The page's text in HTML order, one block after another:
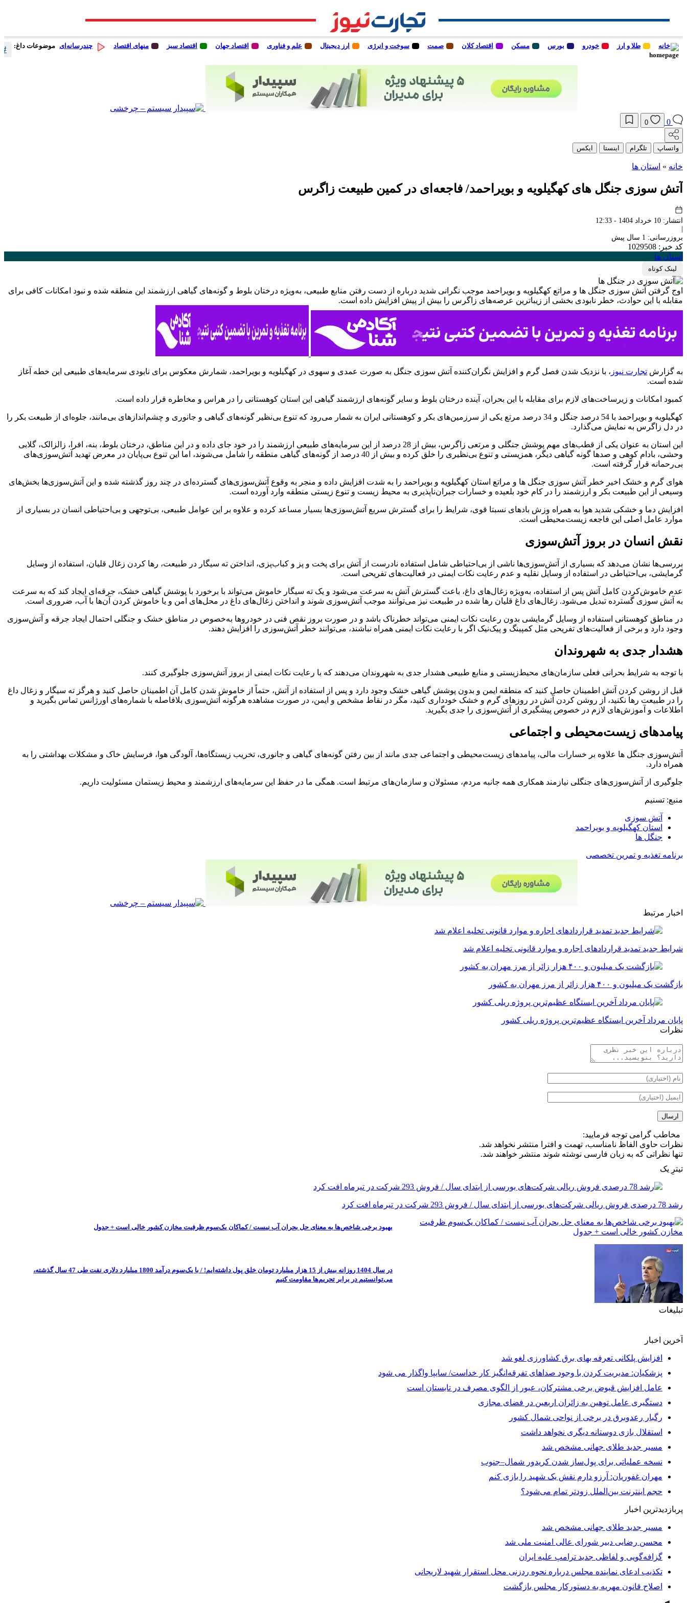
خانه طلا و ارز خودرو بورس مسکن اقتصاد کلان صمت سوخت و انرژی ارز دیجیتال علم و فناوری اقتصاد جهان اقتصاد سبز منهای اقتصاد چندرسانه‌ای موضوعات داغ: #
0
0
واتساپ تلگرام اینستا ایکس
خانه » استان ها
آتش سوزی جنگل های کهگیلویه و بویراحمد/ فاجعه‌ای در کمین طبیعت زاگرس
انتشار: 10 خرداد 1404 - 12:33
بروزرسانی: 1 سال پیش
کد خبر: 1029508
استان ها
لینک کوتاه
اوج گرفتن آتش سوزی جنگل ها و مراتع کهگیلویه و بویراحمد موجب نگرانی شدید درباره از دست رفتن منابع طبیعی، به‌ویژه درختان بلوط و گونه‌های گیاهی ارزشمند این منطقه شده و نبود امکانات کافی برای
مقابله با این حوادث، خطر نابودی بخشی از زیباترین عرصه‌های زاگرس را بیش از پیش افزایش داده است.
به گزارش تجارت نیوز ، با نزدیک شدن فصل گرم و افزایش نگران‌کننده آتش سوزی جنگل به صورت عمدی و سهوی در کهگیلویه و بویراحمد، شمارش معکوس برای نابودی سرمایه‌های طبیعی این خطه آغاز
شده است.
کمبود امکانات و زیرساخت‌های لازم برای مقابله با این بحران، آینده‌ درختان بلوط و سایر گونه‌های ارزشمند گیاهی این استان کوهستانی را در هراس و مخاطره قرار داده است.
کهگیلویه و بویراحمد با 54 درصد جنگل و 34 درصد مرتع یکی از سرزمین‌های بکر و کوهستانی ایران به شمار می‌رود که تنوع بی‌نظیر گونه‌های گیاهی و جانوری و چشم‌اندازهای بی‌مانند، جلوه‌ای از طبیعت بکر را
در دل زاگرس به نمایش می‌گذارد.
این استان به عنوان یکی از قطب‌های مهم پوشش جنگلی و مرتعی زاگرس، بیش از 28 درصد از این سرمایه‌های طبیعی ارزشمند را در خود جای داده و در این مناطق، درختان بلوط، بنه، افرا، زالزالک، گلابی
وحشی، بادام کوهی و صدها گونه گیاهی دیگر، همزیستی و تنوع بی‌نظیری را خلق کرده و بیش از 40 درصد از گونه‌های گیاهی منطقه را شامل می‌شوند، اما این تنوع بی‌پایان در معرض تهدید آتش‌سوزی‌های
بی‌رحمانه قرار گرفته است.
هوای گرم و خشک اخیر خطر آتش سوزی جنگل ها و مراتع استان کهگیلویه و بویراحمد را به شدت افزایش داده و منجر به وقوع آتش‌سوزی‌های گسترده‌ای در چند روز گذشته شده و این آتش‌سوزی‌ها بخش‌های
وسیعی از این طبیعت بکر و ارزشمند را در کام خود بلعیده و خسارات جبران‌ناپذیری به محیط زیست و تنوع زیستی منطقه وارد آورده است.
افزایش دما و خشکی شدید هوا به همراه وزش بادهای نسبتا قوی، شرایط را برای گسترش سریع آتش‌سوزی‌ها بسیار مساعد کرده و علاوه بر این عوامل طبیعی، بی‌توجهی و بی‌احتیاطی انسان در بسیاری از
موارد عامل اصلی این فاجعه زیست‌محیطی است.
نقش انسان در بروز آتش‌سوزی
بررسی‌ها نشان می‌دهد که بسیاری از آتش‌سوزی‌ها ناشی از بی‌احتیاطی شامل استفاده نادرست از آتش برای پخت و پز و کباب‌پزی، انداختن ته سیگار در طبیعت، رها کردن زغال قلیان، استفاده از وسایل
گرمایشی، بی‌احتیاطی در استفاده از وسایل نقلیه و عدم رعایت نکات ایمنی در فعالیت‌های تفریحی است.
عدم خاموش‌کردن کامل آتش پس از استفاده، به‌ویژه زغال‌های داغ، باعث گسترش آتش به سرعت می‌شود و یک ته سیگار خاموش می‌تواند با برخورد با پوشش گیاهی خشک، جرقه‌ای ایجاد کند که به سرعت
به آتش سوزی گسترده تبدیل می‌شود. زغال‌های داغ قلیان رها شده در طبیعت نیز می‌توانند موجب آتش‌سوزی شوند و انداختن زغال‌های داغ در محل‌های امن و یا خاموش کردن آن‌ها با آب، ضروری است.
در مناطق کوهستانی استفاده از وسایل گرمایشی بدون رعایت نکات ایمنی می‌تواند خطرناک باشد و در صورت بروز نقص فنی در خودروها به‌خصوص در مناطق خشک و جنگلی احتمال ایجاد جرقه و آتش‌سوزی
وجود دارد و برخی از فعالیت‌های تفریحی مثل کمپینگ و پیک‌نیک اگر با رعایت نکات ایمنی همراه نباشند، می‌توانند خطر آتش‌سوزی را افزایش دهند.
هشدار جدی به شهروندان
با توجه به شرایط بحرانی فعلی سازمان‌های محیط‌زیستی و منابع طبیعی هشدار جدی به شهروندان می‌دهند که با رعایت نکات ایمنی از بروز آتش‌سوزی جلوگیری کنند.
قبل از روشن کردن آتش اطمینان حاصل کنید که منطقه ایمن و بدون پوشش گیاهی خشک وجود دارد و پس از استفاده از آتش، حتماً از خاموش شدن کامل آن اطمینان حاصل کنید و هرگز ته سیگار و زغال داغ
را در طبیعت رها نکنید، از روشن کردن آتش در روزهای گرم و خشک خودداری کنید، مگر در نقاط مشخص و ایمن، در صورت مشاهده هرگونه آتش‌سوزی بلافاصله با شماره‌های اورژانس تماس بگیرید و
اطلاعات و آموزش‌های لازم در خصوص پیشگیری از آتش‌سوزی را جدی بگیرید.
پیامدهای زیست‌محیطی و اجتماعی
آتش‌سوزی جنگل ها علاوه بر خسارات مالی، پیامدهای زیست‌محیطی و اجتماعی جدی مانند از بین رفتن گونه‌های گیاهی و جانوری، تخریب زیستگاه‌ها، آلودگی هوا، فرسایش خاک و مشکلات بهداشتی را به
همراه دارد.
جلوگیری از آتش‌سوزی‌های جنگلی نیازمند همکاری همه جانبه مردم، مسئولان و سازمان‌های مرتبط است. همگی ما در حفظ این سرمایه‌های ارزشمند و محیط زیستمان مسئولیت داریم.
منبع: تسنیم
آتش سوزی
استان کهگیلویه و بویراحمد
جنگل ها
برنامه تغذیه و تمرین تخصصی
اخبار مرتبط
شرایط جدید تمدید قراردادهای اجاره و موارد قانونی تخلیه اعلام شد
بازگشت یک میلیون و ۴۰۰ هزار زائر از مرز مهران به کشور
پایان مرداد آخرین ایستگاه عظیم‌ترین پروژه ریلی کشور
نظرات
مخاطب گرامی توجه فرمایید:
نظرات حاوی الفاظ نامناسب، تهمت و افترا منتشر نخواهد شد.
تنها نظراتی که به زبان فارسی نوشته شوند منتشر خواهند شد.
تیترِ یک
رشد 78 درصدی فروش ریالی شرکت‌های بورسی از ابتدای سال / فروش 293 شرکت در تیرماه افت کرد
بهبود برخی شاخص‌ها به معنای حل بحران آب نیست / کماکان یک‌سوم ظرفیت مخازن کشور خالی است + جدول
در سال 1404 روزانه بیش از 15 هزار میلیارد تومان خلق پول داشته‌ایم! / با یک‌سوم درآمد 1800 میلیارد دلاری نفت طی 47 سال گذشته،
می‌توانستیم در برابر تحریم‌ها مقاومت کنیم
تبلیغات
آخرین اخبار
افزایش پلکانی تعرفه بهای برق کشاورزی لغو شد
پزشکیان: مدیریت کردن با وجود صداهای تفرقه‌انگیز کار خداست/ سایپا واگذار می شود
عامل افزایش قبوض برخی مشترکان، عبور از الگوی مصرف در تابستان است
دستگیری عامل توهین به زائران اربعین در فضای مجازی
رگبار رعدوبرق در برخی از نواحی شمال کشور
استقلال بازی دوستانه دیگری نخواهد داشت
مسیر جدید طلای جهانی مشخص شد
نسخه عملیاتی برای پول‌ساز شدن کریدور شمال–جنوب
مهران غفوریان: آرزو دارم نقش یک شهید را بازی کنم
حجم اینترنت بین‌الملل زودتر تمام می‌شود؟
پربازدیدترین اخبار
مسیر جدید طلای جهانی مشخص شد
محسن رضایی دبیر شورای عالی امنیت ملی شد
گزافه‌گویی و لفاظی جدید ترامپ علیه ایران
تکذیب ادعای نماینده مجلس درباره نحوه ردزنی محل استقرار شهید لاریجانی
اصلاح قانون مهریه به دستورکار مجلس بازگشت